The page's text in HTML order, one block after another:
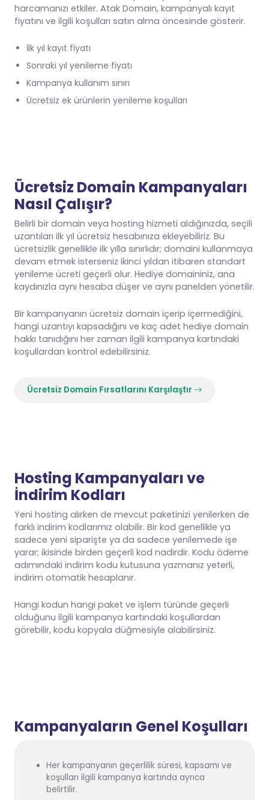
harcamanızı etkiler. Atak Domain, kampanyalı kayıt
fiyatını ve ilgili koşulları satın alma öncesinde gösterir.
İlk yıl kayıt fiyatı
Sonraki yıl yenileme fiyatı
Kampanya kullanım sınırı
Ücretsiz ek ürünlerin yenileme koşulları
Ücretsiz Domain Kampanyaları
Nasıl Çalışır?
Belirli bir domain veya hosting hizmeti aldığınızda, seçili
uzantıları ilk yıl ücretsiz hesabınıza ekleyebiliriz. Bu
ücretsizlik genellikle ilk yılla sınırlıdır; domaini kullanmaya
devam etmek isterseniz ikinci yıldan itibaren standart
yenileme ücreti geçerli olur. Hediye domaininiz, ana
kaydınızla aynı hesaba düşer ve aynı panelden yönetilir.
Bir kampanyanın ücretsiz domain içerip içermediğini,
hangi uzantıyı kapsadığını ve kaç adet hediye domain
hakkı tanıdığını her zaman ilgili kampanya kartındaki
koşullardan kontrol edebilirsiniz.
Ücretsiz Domain Fırsatlarını Karşılaştır
Hosting Kampanyaları ve
İndirim Kodları
Yeni hosting alırken de mevcut paketinizi yenilerken de
farklı indirim kodlarımız olabilir. Bir kod genellikle ya
sadece yeni siparişte ya da sadece yenilemede işe
yarar; ikisinde birden geçerli kod nadirdir. Kodu ödeme
adımındaki indirim kodu kutusuna yazmanız yeterli,
indirim otomatik hesaplanır.
Hangi kodun hangi paket ve işlem türünde geçerli
olduğunu ilgili kampanya kartındaki koşullardan
görebilir, kodu kopyala düğmesiyle alabilirsiniz.
Kampanyaların Genel Koşulları
Her kampanyanın geçerlilik süresi, kapsamı ve
koşulları ilgili kampanya kartında ayrıca
belirtilir.